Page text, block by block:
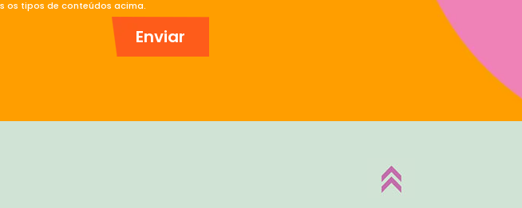
os tipos de conteúdos acima.